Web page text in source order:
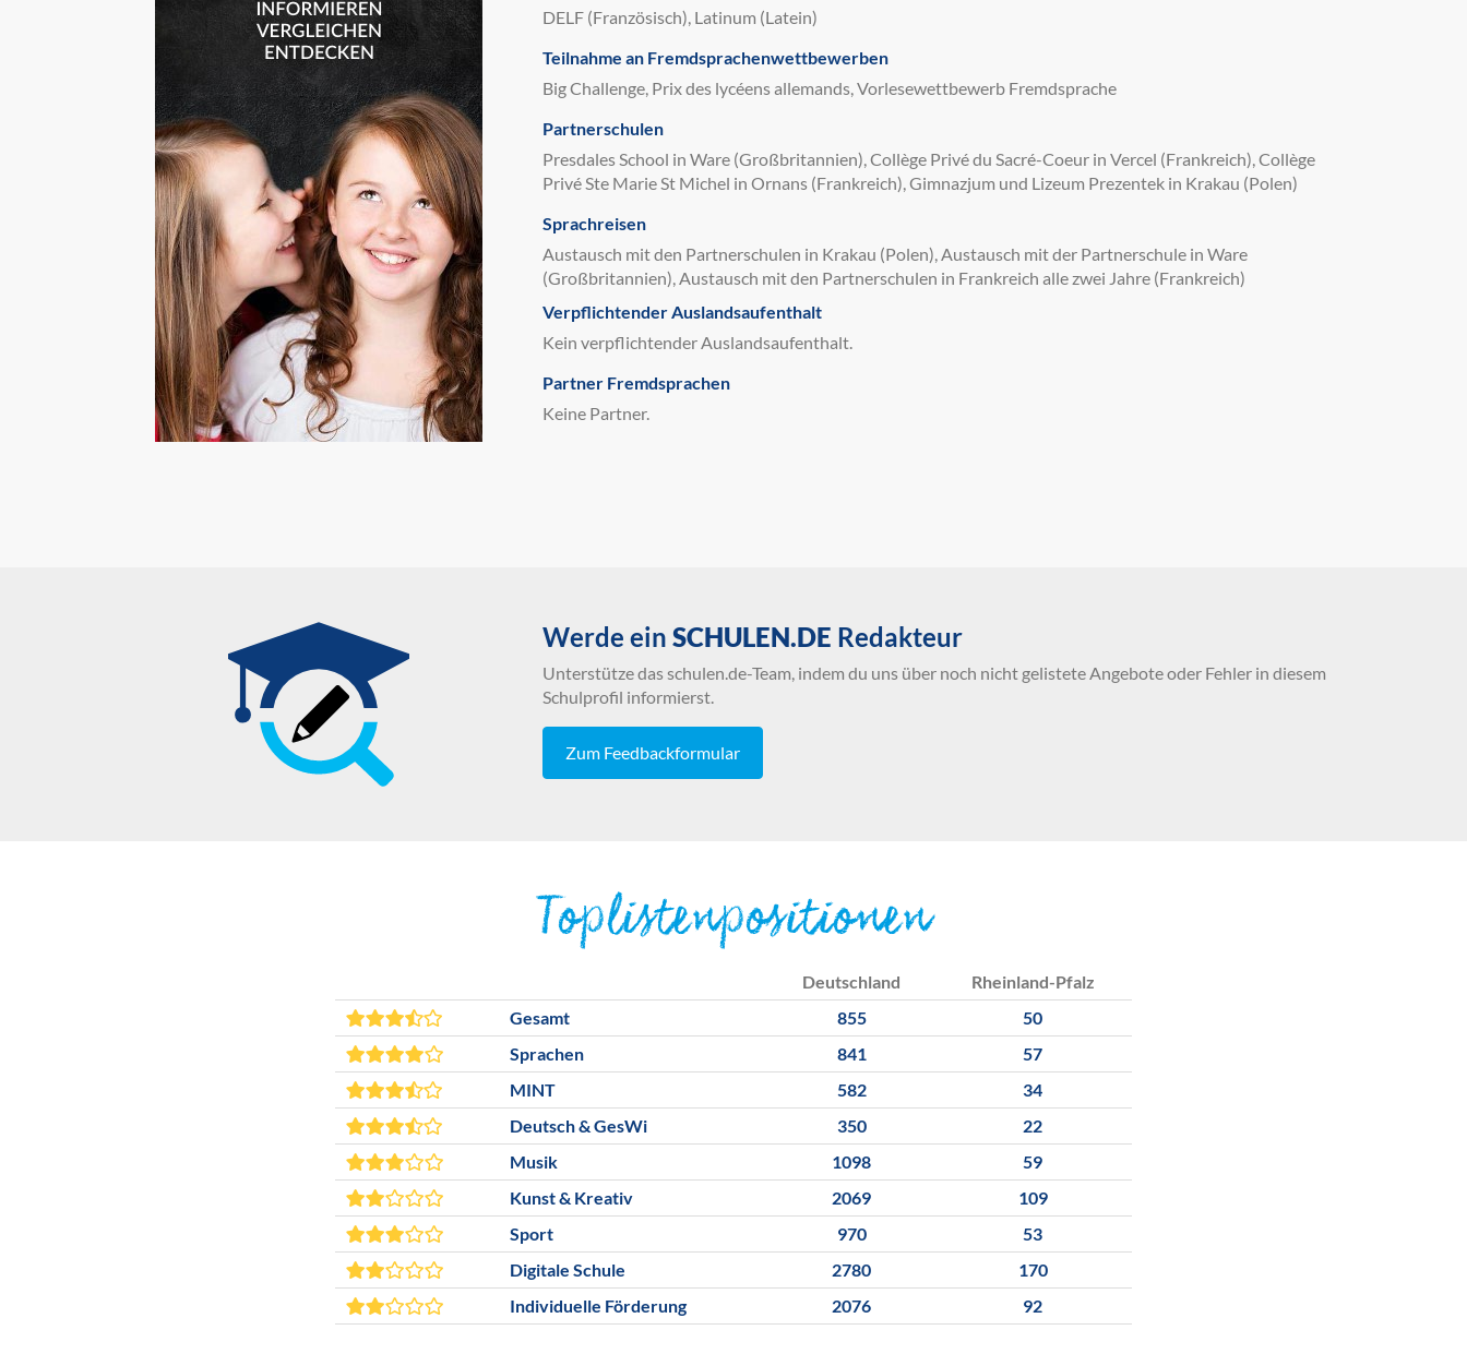
DELF (Französisch), Latinum (Latein)
Teilnahme an Fremdsprachenwettbewerben
Big Challenge, Prix des lycéens allemands, Vorlesewettbewerb Fremdsprache
Partnerschulen
Presdales School in Ware (Großbritannien), Collège Privé du Sacré-Coeur in Vercel (Frankreich), Collège
Privé Ste Marie St Michel in Ornans (Frankreich), Gimnazjum und Lizeum Prezentek in Krakau (Polen)
Sprachreisen
Austausch mit den Partnerschulen in Krakau (Polen), Austausch mit der Partnerschule in Ware
(Großbritannien), Austausch mit den Partnerschulen in Frankreich alle zwei Jahre (Frankreich)
Verpflichtender Auslandsaufenthalt
Kein verpflichtender Auslandsaufenthalt.
Partner Fremdsprachen
Keine Partner.
Werde ein SCHULEN.DE Redakteur
Unterstütze das schulen.de-Team, indem du uns über noch nicht gelistete Angebote oder Fehler in diesem
Schulprofil informierst.
Zum Feedbackformular
Toplistenpositionen
Deutschland
Rheinland-Pfalz
Gesamt
855
50
Sprachen
841
57
MINT
582
34
Deutsch & GesWi
350
22
Musik
1098
59
Kunst & Kreativ
2069
109
Sport
970
53
Digitale Schule
2780
170
Individuelle Förderung
2076 92